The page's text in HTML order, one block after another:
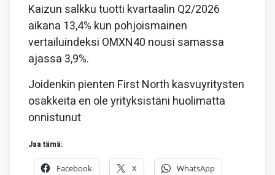
Kaizun salkku tuotti kvartaalin Q2/2026
aikana 13,4% kun pohjoismainen
vertailuindeksi OMXN40 nousi samassa
ajassa 3,9%.
Joidenkin pienten First North kasvuyritysten
osakkeita en ole yrityksistäni huolimatta
onnistunut
Jaa tämä:
Facebook X WhatsApp